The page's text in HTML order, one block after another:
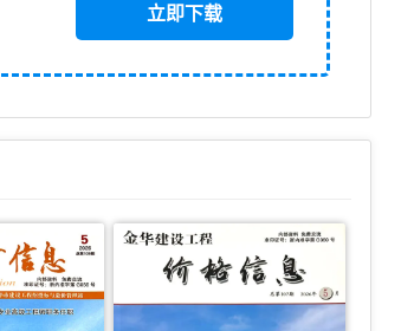
立即下载